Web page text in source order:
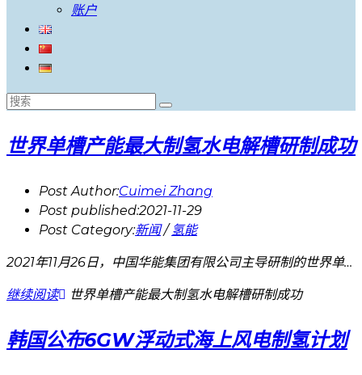
账户
世界单槽产能最大制氢水电解槽研制成功
Post Author:Cuimei Zhang
Post published:2021-11-29
Post Category:新闻 / 氢能
2021年11月26日，中国华能集团有限公司主导研制的世界单…
继续阅读 世界单槽产能最大制氢水电解槽研制成功
韩国公布6GW浮动式海上风电制氢计划